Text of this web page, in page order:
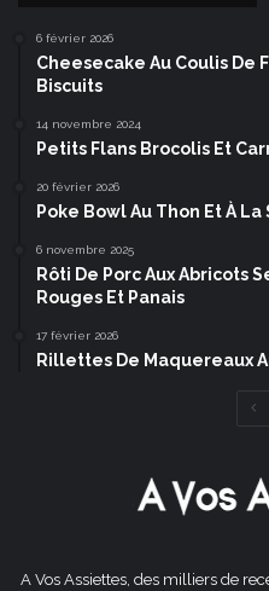
6 février 2026
Cheesecake Au Coulis De
Biscuits
14 novembre 2024
Petits Flans Brocolis Et
20 février 2026
Poke Bowl Au Thon Et À
6 novembre 2025
Rôti De Porc Aux Abricots
Rouges Et Panais
17 février 2026
Rillettes De Maquereaux
A Vos Assiettes, des milliers de